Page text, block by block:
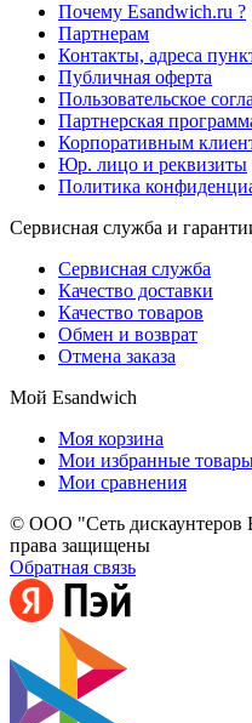
Почему Esandwich.ru ?
Партнерам
Контакты, адреса
Публичная оферта
Пользовательское
Партнерская
Корпоративным
Юр. лицо и реквизиты
Политика
Сервисная служба и
Сервисная служба
Качество доставки
Качество товаров
Обмен и возврат
Отмена заказа
Мой Esandwich
Моя корзина
Мои избранные
Мои сравнения
© ООО "Сеть дискаунтеров
права защищены
Обратная связь